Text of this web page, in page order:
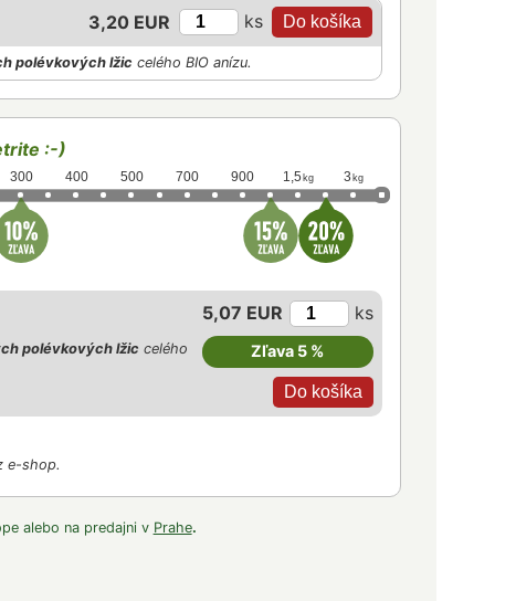
3,20 EUR ks
polévkových lžic celého BIO anízu.
:-)
300 400 500 700 900 1,5 kg 3 kg
5,07 EUR ks
Zľava 5 %
polévkových lžic celého
e-shop.
alebo na predajni v Prahe.